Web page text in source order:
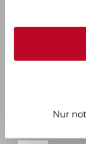
Nur